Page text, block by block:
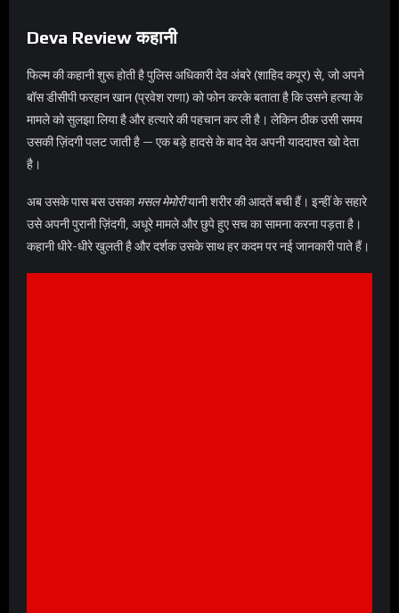
Deva Review कहानी
फिल्म की कहानी शुरू होती है पुलिस अधिकारी देव अंबरे (शाहिद कपूर) से, जो अपने
बॉस डीसीपी फरहान खान (प्रवेश राणा) को फोन करके बताता है कि उसने हत्या के
मामले को सुलझा लिया है और हत्यारे की पहचान कर ली है। लेकिन ठीक उसी समय
उसकी ज़िंदगी पलट जाती है — एक बड़े हादसे के बाद देव अपनी याददाश्त खो देता
है।
अब उसके पास बस उसकामसल मेमोरीयानी शरीर की आदतें बची हैं। इन्हीं के सहारे
उसे अपनी पुरानी ज़िंदगी, अधूरे मामले और छुपे हुए सच का सामना करना पड़ता है।
कहानी धीरे-धीरे खुलती है और दर्शक उसके साथ हर कदम पर नई जानकारी पाते हैं।